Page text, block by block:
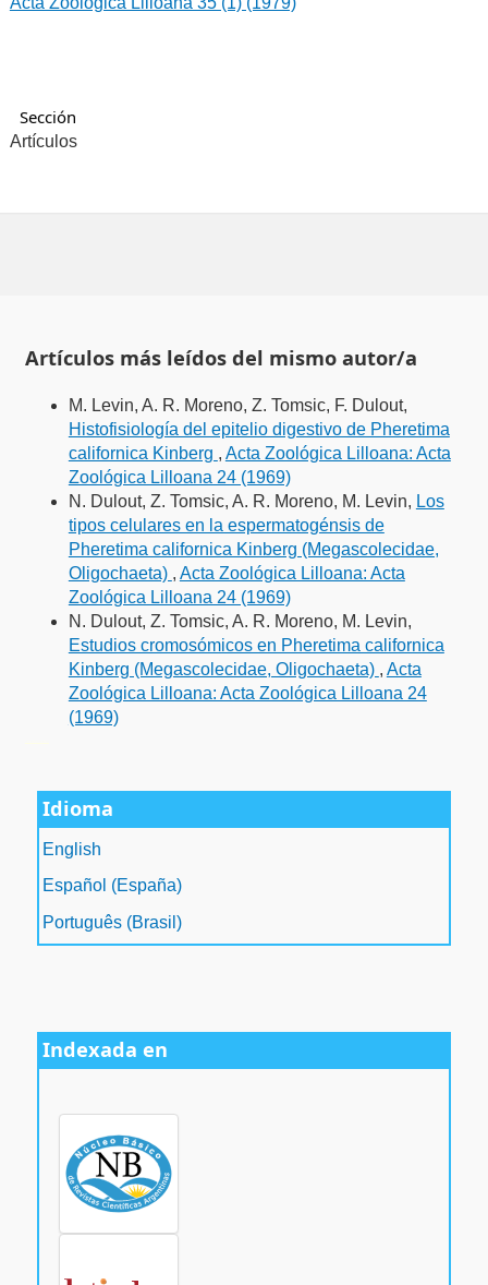
Sección
Artículos
Artículos más leídos del mismo autor/a
M. Levin, A. R. Moreno, Z. Tomsic, F. Dulout,
Histofisiología del epitelio digestivo de Pheretima
californica Kinberg , Acta Zoológica Lilloana: Acta
Zoológica Lilloana 24 (1969)
N. Dulout, Z. Tomsic, A. R. Moreno, M. Levin, Los
tipos celulares en la espermatogénsis de
Pheretima californica Kinberg (Megascolecidae,
Oligochaeta) , Acta Zoológica Lilloana: Acta
Zoológica Lilloana 24 (1969)
N. Dulout, Z. Tomsic, A. R. Moreno, M. Levin,
Estudios cromosómicos en Pheretima californica
Kinberg (Megascolecidae, Oligochaeta) , Acta
Zoológica Lilloana: Acta Zoológica Lilloana 24
(1969)
Idioma
English
Español (España)
Português (Brasil)
Indexada en